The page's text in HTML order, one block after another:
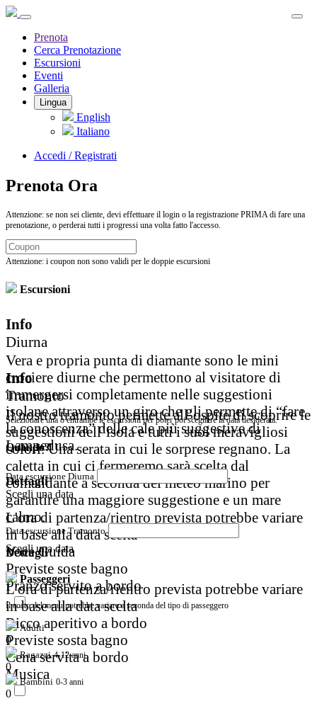
Prenota
Cerca Prenotazione
Escursioni
Eventi
Galleria
Lingua
English
Italiano
Accedi / Registrati
Prenota Ora
Attenzione: se non sei cliente, devi effettuare il login o la registrazione PRIMA di fare una
prenotazione, o perderai tutti i progressi una volta fatto l'accesso.
Attenzione: i coupon non sono validi per le doppie escursioni
Escursioni
Info
Vera e propria punta di diamante sono le mini
crociere diurne che permettono al visitatore di
immergersi completamente nelle suggestioni
isolane attraverso un giro che gli permette di “fare
la conoscenza” delle cale più suggestive di
Lampedusa.
Dettagli
L'ora di partenza/rientro prevista potrebbe variare
in base alla data scelta
Voce Guida
Previste soste bagno
Pranzo servito a bordo
Diurna
Info
Il nostro tramonto permette all’ospite di scoprire le
suggestioni dell’isola e tutti i suoi meravigliosi
colori. Una serata in cui le sorprese regnano. La
caletta in cui ci fermeremo sarà scelta dal
comandante a seconda del meteo marino per
garantire una maggiore suggestione e un mare
calmo.
Dettagli
L'ora di partenza/rientro prevista potrebbe variare
in base alla data scelta
Ricco aperitivo a bordo
Previste sosta bagno
Cena servita a bordo
Musica
Tramonto
Selezionare una o entrambe le escursioni per poter poi scegliere la data desiderata.
Quando?
Data escursione Diurna
Scegli una data
Data escursione Tramonto
Scegli una data
Passeggeri
Il costo del menu potrebbe variare a seconda del tipo di passeggero
Adulti
0
Ragazzi 4-12 anni
0
Bambini 0-3 anni
0